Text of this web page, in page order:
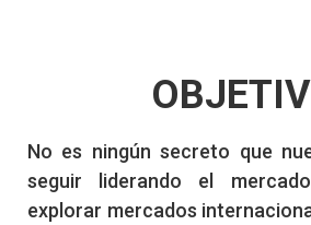
No es ningún secreto que
seguir liderando el
explorar mercados